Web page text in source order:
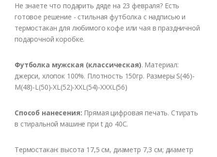
Не знаете что подарить дяде на 23 февраля? Есть
готовое решение - стильная футболка с надписью и
термостакан для любимого кофе или чая в праздничной
подарочной коробке.
Футболка мужская (классическая). Материал:
джерси, хлопок 100%. Плотность 150гр. Размеры S(46)-
M(48)-L(50)-XL(52)-XXL(54)-XXXL(56)
Способ нанесения: Прямая цифровая печать. Стирать
в стиральной машине при t до 40С.
Термостакан: высота 17,5 см, диаметр 7,3 см; диаметр